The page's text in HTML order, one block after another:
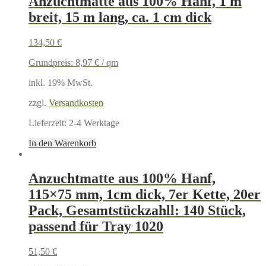
breit, 15 m lang, ca. 1 cm dick
134,50 €
Grundpreis: 8,97 € /qm
inkl. 19% MwSt.
zzgl. Versandkosten
Lieferzeit: 2-4 Werktage
In den Warenkorb
Anzuchtmatte aus 100% Hanf,
115×75 mm, 1cm dick, 7er Kette, 20er
Pack, Gesamtstückzahll: 140 Stück,
passend für Tray 1020
51,50 €